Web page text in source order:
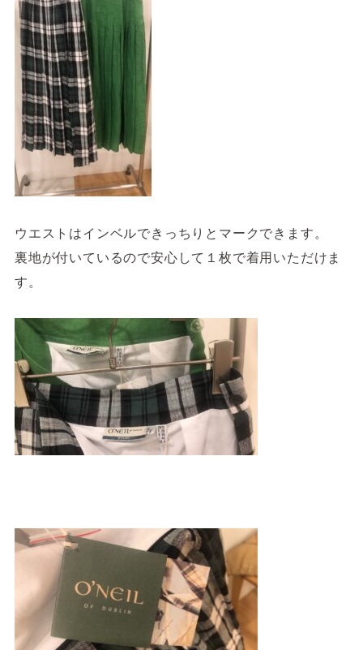
ウエストはインベルできっちりとマークできます。
裏地が付いているので安心して１枚で着用いただけま
す。